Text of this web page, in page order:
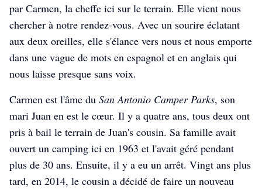
par Carmen, la cheffe ici sur le terrain. Elle vient nous
chercher à notre rendez-vous. Avec un sourire éclatant
aux deux oreilles, elle s'élance vers nous et nous emporte
dans une vague de mots en espagnol et en anglais qui
nous laisse presque sans voix.
Carmen est l'âme du San Antonio Camper Parks, son
mari Juan en est le cœur. Il y a quatre ans, tous deux ont
pris à bail le terrain de Juan's cousin. Sa famille avait
ouvert un camping ici en 1963 et l'avait géré pendant
plus de 30 ans. Ensuite, il y a eu un arrêt. Vingt ans plus
tard, en 2014, le cousin a décidé de faire un nouveau